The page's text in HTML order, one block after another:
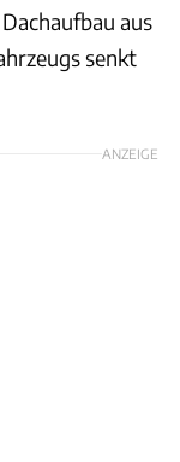
aus
senkt
ANZEIGE